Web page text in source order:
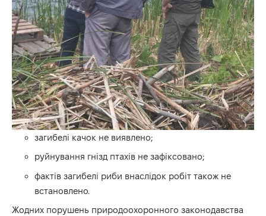
загибелі качок не виявлено;
руйнування гнізд птахів не зафіксовано;
фактів загибелі риби внаслідок робіт також не
встановлено.
Жодних порушень природоохоронного законодавства